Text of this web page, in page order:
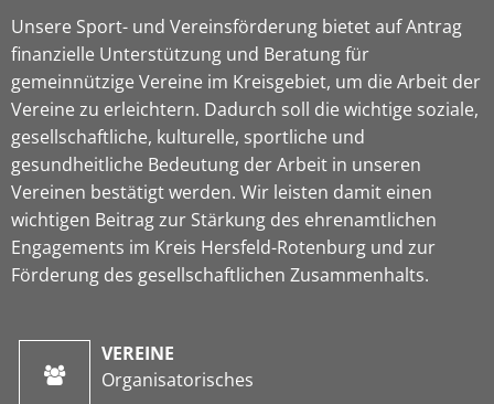
Unsere Sport- und Vereinsförderung bietet auf Antrag
finanzielle Unterstützung und Beratung für
gemeinnützige Vereine im Kreisgebiet, um die Arbeit der
Vereine zu erleichtern. Dadurch soll die wichtige soziale,
gesellschaftliche, kulturelle, sportliche und
gesundheitliche Bedeutung der Arbeit in unseren
Vereinen bestätigt werden. Wir leisten damit einen
wichtigen Beitrag zur Stärkung des ehrenamtlichen
Engagements im Kreis Hersfeld-Rotenburg und zur
Förderung des gesellschaftlichen Zusammenhalts.
VEREINE
Organisatorisches